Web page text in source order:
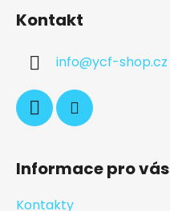
Kontakt
info@ycf-shop.cz
Informace pro vás
Kontakty